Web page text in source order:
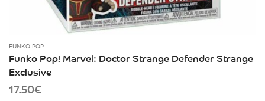
FUNKO POP
Funko Pop! Marvel: Doctor Strange Defender Strange
Exclusive
17.50€